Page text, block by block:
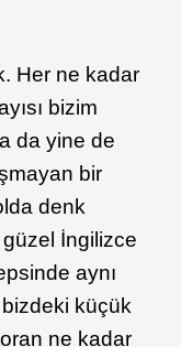
Her ne kadar
bizim
da yine de
bir
denk
İngilizce
aynı
küçük
ne kadar